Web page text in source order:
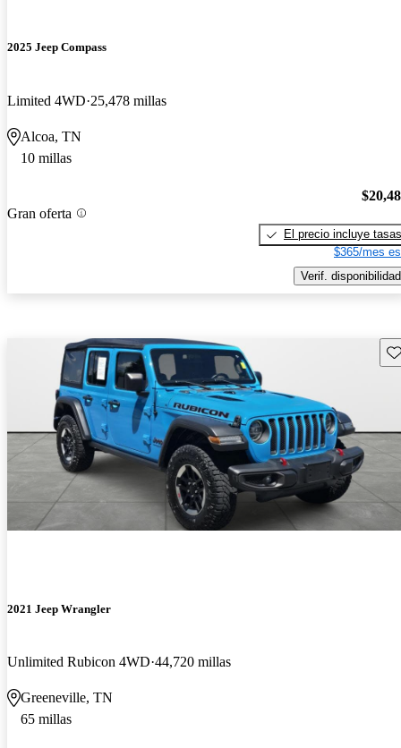
2025 Jeep Compass
Limited 4WD 25,478 millas
Alcoa, TN
10 millas
Gran oferta
El precio incluye tasas
$365/mes
Verif. disponibilidad
2021 Jeep Wrangler
Unlimited Rubicon 4WD 44,720 millas
Greeneville, TN
65 millas